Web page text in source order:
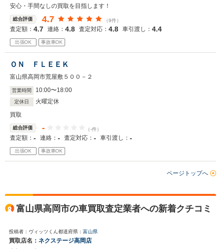
安心・手間なしの買取を目指します！
総合評価 4.7 （9件）
査定額： 4.7 連絡： 4.8 査定対応： 4.8 車引渡し： 4.4
出張OK 事故車OK
ＯＮ ＦＬＥＥＫ
富山県高岡市荒屋敷５００－２
営業時間 10:00〜18:00
定休日
火曜定休
買取
総合評価 - （-件）
査定額： - 連絡： - 査定対応： - 車引渡し： -
出張OK 事故車OK
ページトップへ
富山県高岡市の車買取査定業者への新着クチコミ
投稿者：ヴィッツくん都道府県： 富山県
買取店名： ネクステージ高岡店